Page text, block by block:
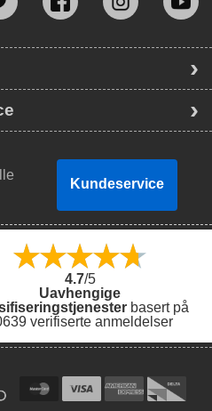
til å forelske deg i denne
Kundeservice
4.7/5
Uavhengige
basert på
verifiserte anmeldelser